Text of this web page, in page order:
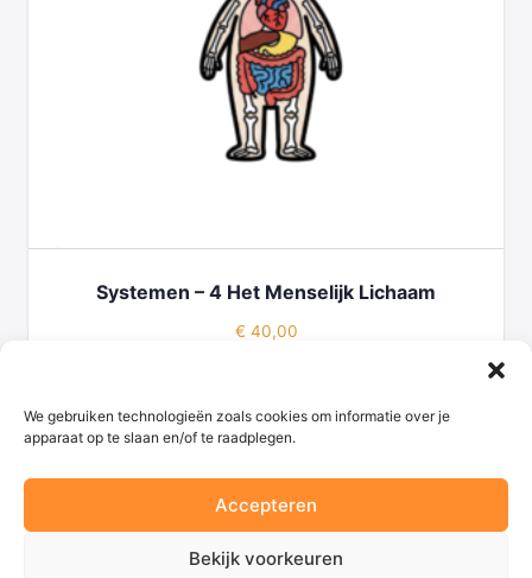
We gebruiken technologieën zoals cookies om informatie over je
apparaat op te slaan en/of te raadplegen.
Accepteren
Bekijk voorkeuren
Systemen – 4 Het Menselijk Lichaam
€ 40,00
© 2026 - Begaafd onderwijs